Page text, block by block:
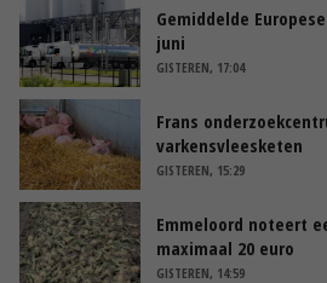
Gemiddelde
juni
GISTEREN, 17:04
Frans
varkensvleesketen
GISTEREN, 15:29
Emmeloord noteert
maximaal 20 euro
GISTEREN, 14:59